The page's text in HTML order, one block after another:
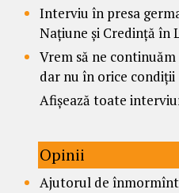
Interviu în presa
Națiune și Credință în
Vrem să ne
dar nu în orice condiții
Afișează toate
Opinii
Ajutorul de